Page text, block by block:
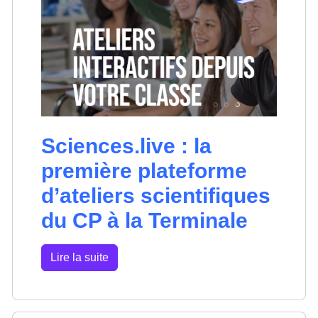
Sciences.live : la
première plateforme
d’ateliers scientifiques
du CP à la Terminale
Lire la suite